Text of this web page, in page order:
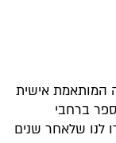
המותאמת אישית
ברחבי
לנו שלאחר שנים